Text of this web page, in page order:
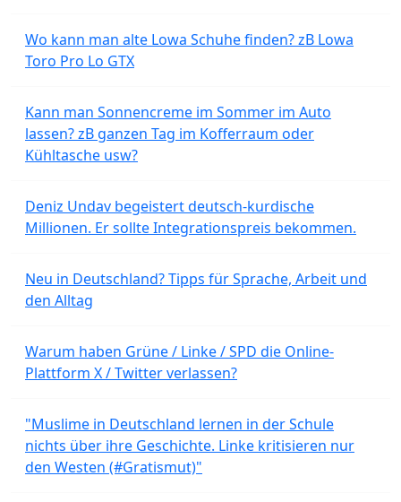
Wo kann man alte Lowa Schuhe finden? zB Lowa
Toro Pro Lo GTX
Kann man Sonnencreme im Sommer im Auto
lassen? zB ganzen Tag im Kofferraum oder
Kühltasche usw?
Deniz Undav begeistert deutsch-kurdische
Millionen. Er sollte Integrationspreis bekommen.
Neu in Deutschland? Tipps für Sprache, Arbeit und
den Alltag
Warum haben Grüne / Linke / SPD die Online-
Plattform X / Twitter verlassen?
"Muslime in Deutschland lernen in der Schule
nichts über ihre Geschichte. Linke kritisieren nur
den Westen (#Gratismut)"